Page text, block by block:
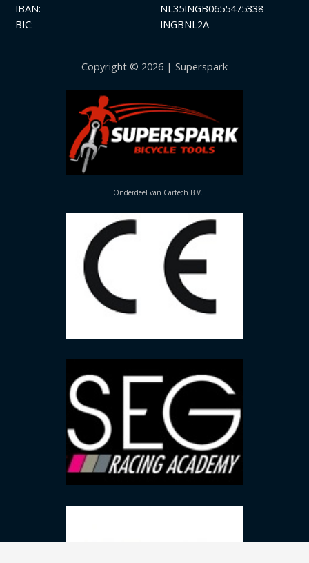
IBAN:
BIC:
NL35INGB0655475338
INGBNL2A
Copyright © 2026 | Superspark
Onderdeel van Cartech B.V.